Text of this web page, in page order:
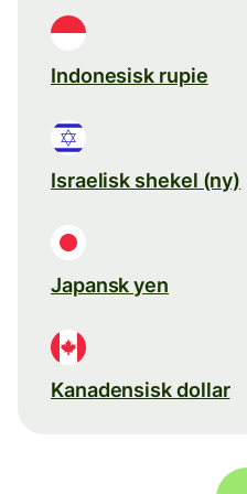
Indonesisk rupie
Israelisk shekel (ny)
Japansk yen
Kanadensisk dollar